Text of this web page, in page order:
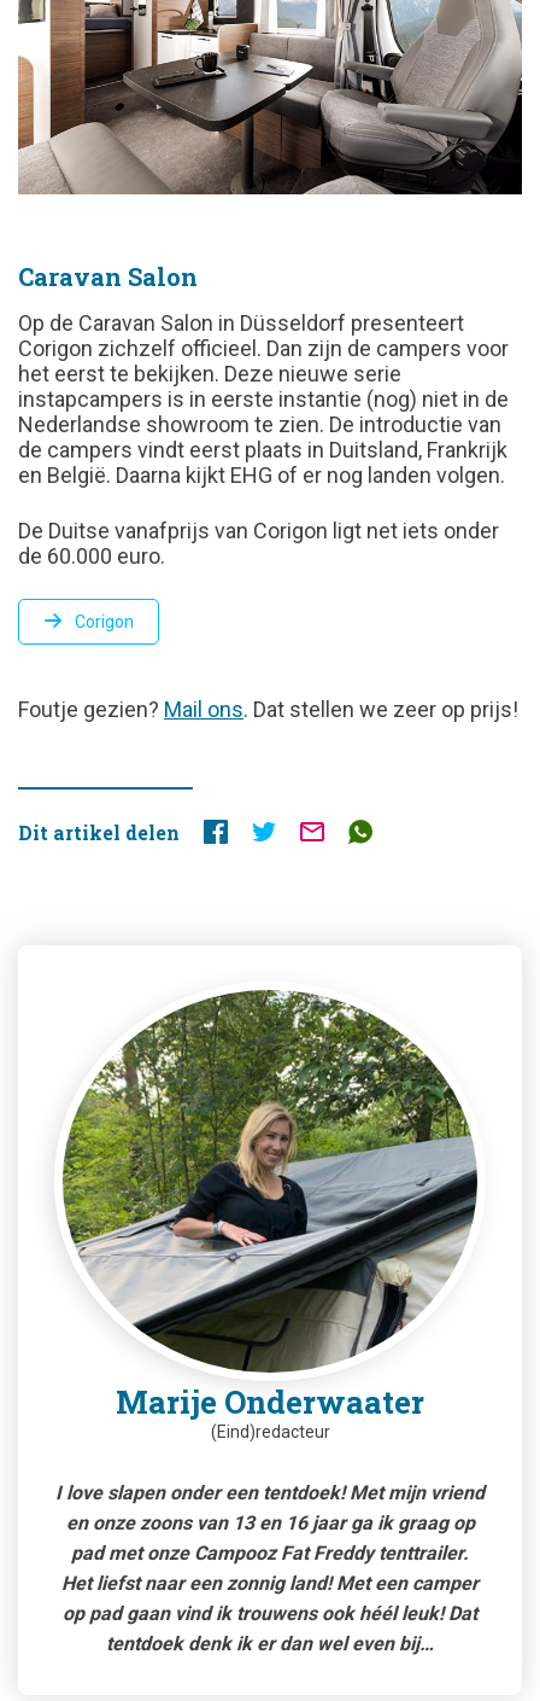
Caravan Salon
Op de Caravan Salon in Düsseldorf presenteert
Corigon zichzelf officieel. Dan zijn de campers voor
het eerst te bekijken. Deze nieuwe serie
instapcampers is in eerste instantie (nog) niet in de
Nederlandse showroom te zien. De introductie van
de campers vindt eerst plaats in Duitsland, Frankrijk
en België. Daarna kijkt EHG of er nog landen volgen.
De Duitse vanafprijs van Corigon ligt net iets onder
de 60.000 euro.
Corigon
FOUTJE
Foutje gezien? Mail ons. Dat stellen we zeer op prijs!
Dit artikel delen
Marije Onderwaater
(Eind)redacteur
I love slapen onder een tentdoek! Met mijn vriend
en onze zoons van 13 en 16 jaar ga ik graag op
pad met onze Campooz Fat Freddy tenttrailer.
Het liefst naar een zonnig land! Met een camper
op pad gaan vind ik trouwens ook héél leuk! Dat
tentdoek denk ik er dan wel even bij…